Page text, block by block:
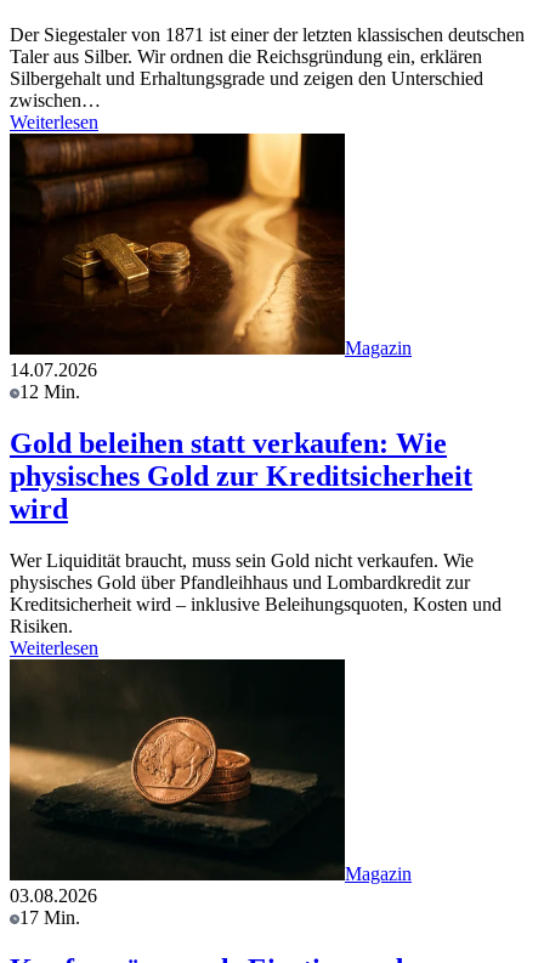
Der Siegestaler von 1871 ist einer der letzten klassischen deutschen
Taler aus Silber. Wir ordnen die Reichsgründung ein, erklären
Silbergehalt und Erhaltungsgrade und zeigen den Unterschied
zwischen…
Weiterlesen
Magazin
14.07.2026
12 Min.
Gold beleihen statt verkaufen: Wie
physisches Gold zur Kreditsicherheit
wird
Wer Liquidität braucht, muss sein Gold nicht verkaufen. Wie
physisches Gold über Pfandleihhaus und Lombardkredit zur
Kreditsicherheit wird – inklusive Beleihungsquoten, Kosten und
Risiken.
Weiterlesen
Magazin
03.08.2026
17 Min.